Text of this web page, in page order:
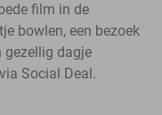
film in de
bowlen, een bezoek
gezellig dagje
Social Deal.